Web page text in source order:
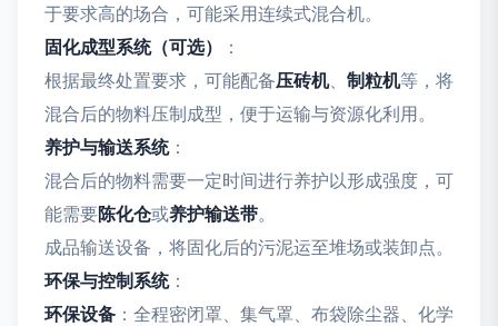
于要求高的场合，可能采用连续式混合机。
固化成型系统（可选）
：
根据最终处置要求，可能配备压砖机、 制粒机等，将
混合后的物料压制成型，便于运输与资源化利用。
养护与输送系统：
混合后的物料需要一定时间进行养护以形成强度，可
能需要陈化仓或养护输送带。
成品输送设备，将固化后的污泥运至堆场或装卸点。
环保与控制系统：
环保设备 ：全程密闭罩、集气罩、布袋除尘器、化学